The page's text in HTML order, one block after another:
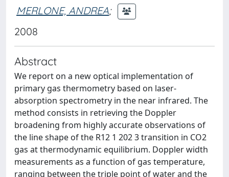
MERLONE, ANDREA;
2008
Abstract
We report on a new optical implementation of
primary gas thermometry based on laser-
absorption spectrometry in the near infrared. The
method consists in retrieving the Doppler
broadening from highly accurate observations of
the line shape of the R12 1 202 3 transition in CO2
gas at thermodynamic equilibrium. Doppler width
measurements as a function of gas temperature,
ranging between the triple point of water and the